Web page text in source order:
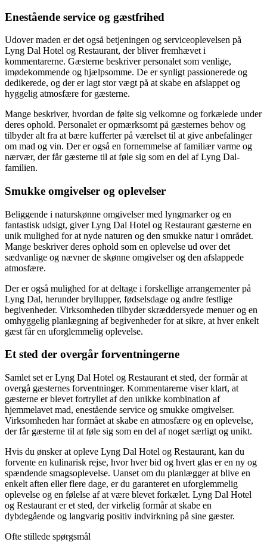
Enestående service og gæstfrihed
Udover maden er det også betjeningen og serviceoplevelsen på
Lyng Dal Hotel og Restaurant, der bliver fremhævet i
kommentarerne. Gæsterne beskriver personalet som venlige,
imødekommende og hjælpsomme. De er synligt passionerede og
dedikerede, og der er lagt stor vægt på at skabe en afslappet og
hyggelig atmosfære for gæsterne.
Mange beskriver, hvordan de følte sig velkomne og forkælede under
deres ophold. Personalet er opmærksomt på ​​gæsternes behov og
tilbyder alt fra at bære kufferter på værelset til at give anbefalinger
om mad og vin. Der er også en fornemmelse af familiær varme og
nærvær, der får gæsterne til at føle sig som en del af Lyng Dal-
familien.
Smukke omgivelser og oplevelser
Beliggende i naturskønne omgivelser med lyngmarker og en
fantastisk udsigt, giver Lyng Dal Hotel og Restaurant gæsterne en
unik mulighed for at nyde naturen og den smukke natur i området.
Mange beskriver deres ophold som en oplevelse ud over det
sædvanlige og nævner de skønne omgivelser og den afslappede
atmosfære.
Der er også mulighed for at deltage i forskellige arrangementer på
Lyng Dal, herunder bryllupper, fødselsdage og andre festlige
begivenheder. Virksomheden tilbyder skræddersyede menuer og en
omhyggelig planlægning af begivenheder for at sikre, at hver enkelt
gæst får en uforglemmelig oplevelse.
Et sted der overgår forventningerne
Samlet set er Lyng Dal Hotel og Restaurant et sted, der formår at
overgå gæsternes forventninger. Kommentarerne viser klart, at
gæsterne er blevet fortryllet af den unikke kombination af
hjemmelavet mad, enestående service og smukke omgivelser.
Virksomheden har formået at skabe en atmosfære og en oplevelse,
der får gæsterne til at føle sig som en del af noget særligt og unikt.
Hvis du ønsker at opleve Lyng Dal Hotel og Restaurant, kan du
forvente en kulinarisk rejse, hvor hver bid og hvert glas er en ny og
spændende smagsoplevelse. Uanset om du planlægger at blive en
enkelt aften eller flere dage, er du garanteret en uforglemmelig
oplevelse og en følelse af at være blevet forkælet. Lyng Dal Hotel
og Restaurant er et sted, der virkelig formår at skabe en
dybdegående og langvarig positiv indvirkning på sine gæster.
Ofte stillede spørgsmål